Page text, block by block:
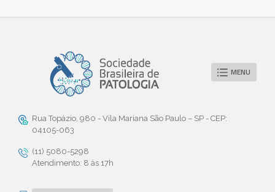
MENU
Rua Topázio, 980 - Vila Mariana São Paulo – SP - CEP:
04105-063
(11) 5080-5298
Atendimento: 8 às 17h